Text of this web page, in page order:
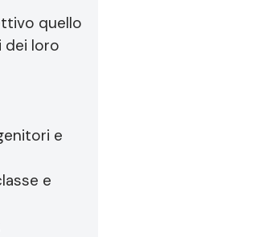
quello
dei loro
e
e